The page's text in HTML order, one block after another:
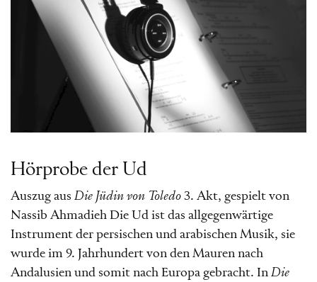
Hörprobe der Ud
Auszug aus Die Jüdin von Toledo 3. Akt, gespielt von
Nassib Ahmadieh Die Ud ist das allgegenwärtige
Instrument der persischen und arabischen Musik, sie
wurde im 9. Jahrhundert von den Mauren nach
Andalusien und somit nach Europa gebracht. In Die